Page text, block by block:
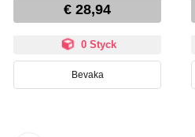
€ 28,94
0 Styck
Bevaka